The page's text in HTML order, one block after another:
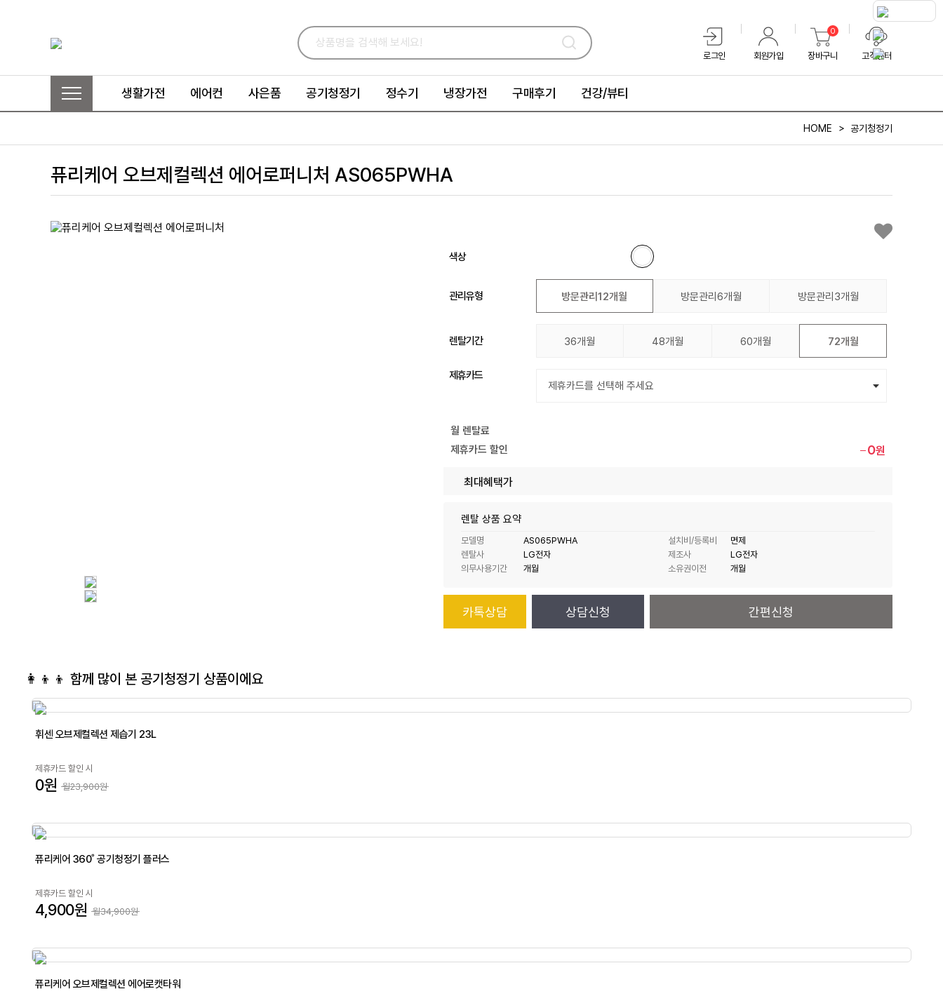
로그인 회원가입
0
장바구니 고객센터
생활가전 에어컨 사은품 공기청정기 정수기 냉장가전 구매후기 건강/뷰티
HOME 공기청정기
퓨리케어 오브제컬렉션 에어로퍼니처 AS065PWHA
색상
관리유형 방문관리12개월 방문관리6개월 방문관리3개월
렌탈기간 36개월 48개월 60개월 72개월
제휴카드
월 렌탈료
제휴카드 할인
0원
최대혜택가
렌탈 상품 요약
모델명 AS065PWHA 설치비/등록비
면제
렌탈사
LG전자 제조사
LG전자
의무사용기간
개월 소유권이전 개월
카톡상담 상담신청 간편신청
👩‍👦‍👦 함께 많이 본 공기청정기 상품이에요
휘센 오브제컬렉션 제습기 23L
제휴카드 할인 시
0원 월23,900원
퓨리케어 360˚ 공기청정기 플러스
제휴카드 할인 시
4,900원 월34,900원
퓨리케어 오브제컬렉션 에어로캣타워